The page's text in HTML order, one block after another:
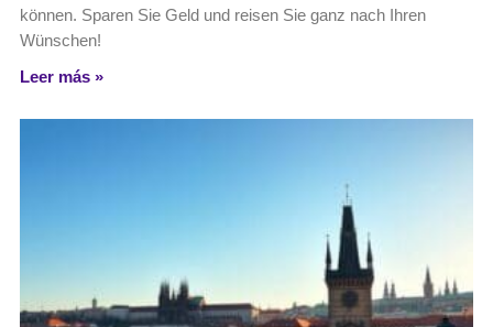
können. Sparen Sie Geld und reisen Sie ganz nach Ihren
Wünschen!
Leer más »